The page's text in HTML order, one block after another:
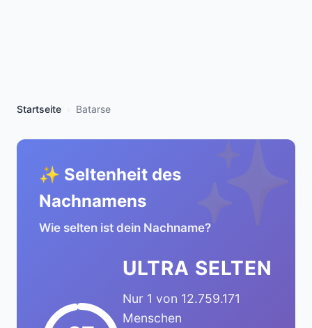
Startseite Batarse
✨
✨ Seltenheit des
Nachnamens
Wie selten ist dein Nachname?
ULTRA SELTEN
Nur 1 von 12.759.171
Menschen